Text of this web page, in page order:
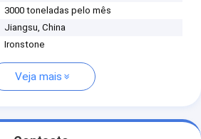
3000 toneladas pelo mês
Jiangsu, China
Ironstone
Veja mais